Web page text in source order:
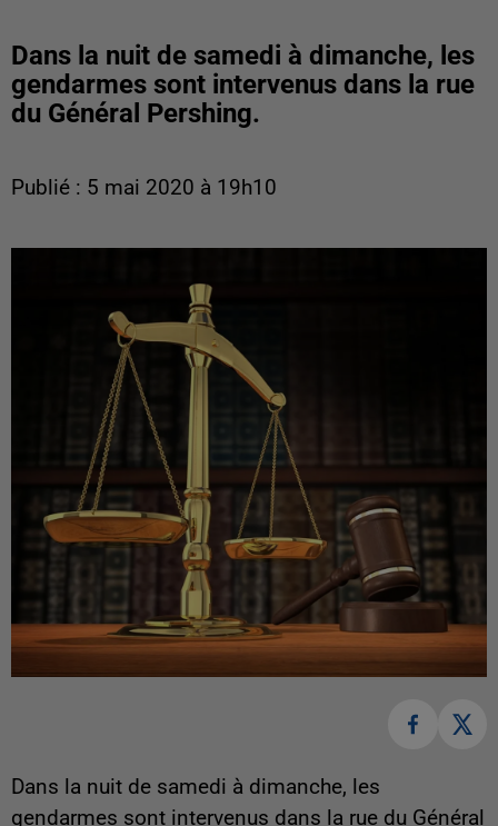
Dans la nuit de samedi à dimanche, les
gendarmes sont intervenus dans la rue
du Général Pershing.
Publié : 5 mai 2020 à 19h10
Dans la nuit de samedi à dimanche, les
gendarmes sont intervenus dans la rue du Général